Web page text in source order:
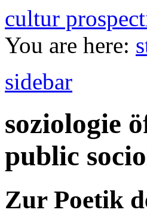
cultur
You are here:
sidebar
soziologie
public
Zur Poetik